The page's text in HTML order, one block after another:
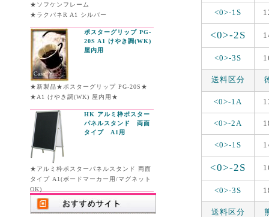
★ソフケンフレーム
★ラクパネR A1 シルバー
ポスターグリップ PG-
20S A1 けやき調(WK)
屋内用
★新製品★ポスターグリップ PG-20S★
★A1 けやき調(WK) 屋内用★
HK アルミ枠ポスター
パネルスタンド 両面
タイプ A1用
★アルミ枠ポスターパネルスタンド 両面
タイプ A1(ボードマーカー用/マグネット
OK)
<0>-1S
<0>-2S
<0>-3S
送料区分
<0>-1A
<0>-2A
<0>-1S
<0>-2S
<0>-3S
送料区分